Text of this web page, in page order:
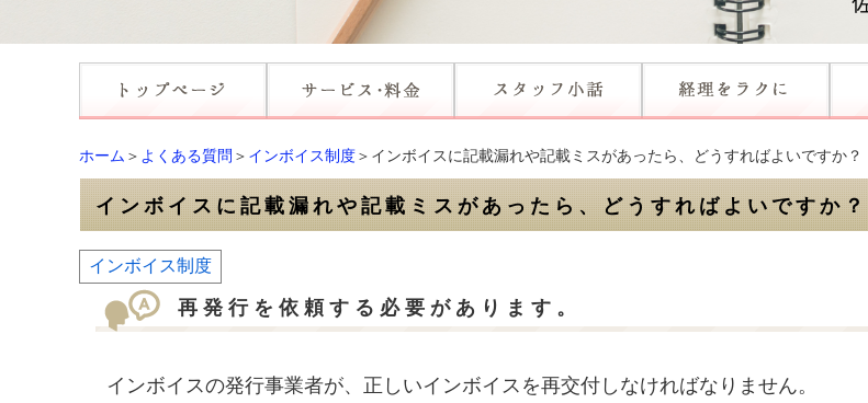
ホーム ＞ よくある質問 ＞ インボイス制度 ＞インボイスに記載漏れや記載ミスがあったら、どうすればよいですか？
インボイスに記載漏れや記載ミスがあったら、どうすればよいですか？
インボイス制度
再発行を依頼する必要があります。
インボイスの発行事業者が、正しいインボイスを再交付しなければなりません。